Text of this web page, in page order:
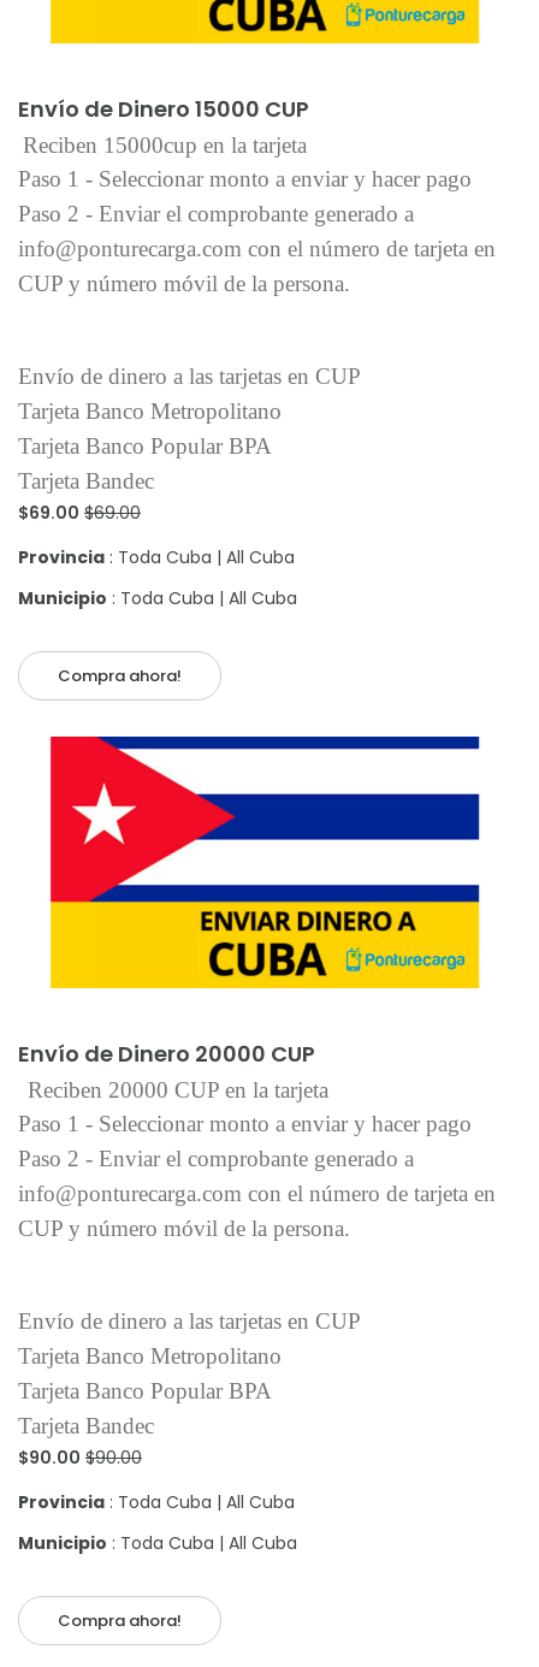
Envío de Dinero 15000 CUP
Reciben 15000cup en la tarjeta
Paso 1 - Seleccionar monto a enviar y hacer pago
Paso 2 - Enviar el comprobante generado a
info@ponturecarga.com con el número de tarjeta en
CUP y número móvil de la persona.
Envío de dinero a las tarjetas en CUP
Tarjeta Banco Metropolitano
Tarjeta Banco Popular BPA
Tarjeta Bandec
$69.00 $69.00
Provincia : Toda Cuba | All Cuba
Municipio : Toda Cuba | All Cuba
Compra ahora!
Envío de Dinero 20000 CUP
Reciben 20000 CUP en la tarjeta
Paso 1 - Seleccionar monto a enviar y hacer pago
Paso 2 - Enviar el comprobante generado a
info@ponturecarga.com con el número de tarjeta en
CUP y número móvil de la persona.
Envío de dinero a las tarjetas en CUP
Tarjeta Banco Metropolitano
Tarjeta Banco Popular BPA
Tarjeta Bandec
$90.00 $90.00
Provincia : Toda Cuba | All Cuba
Municipio : Toda Cuba | All Cuba
Compra ahora!